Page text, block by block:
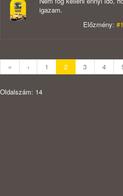
igazam.
Előzmény:
« ‹ 1 2 3 4
Oldalszám: 14